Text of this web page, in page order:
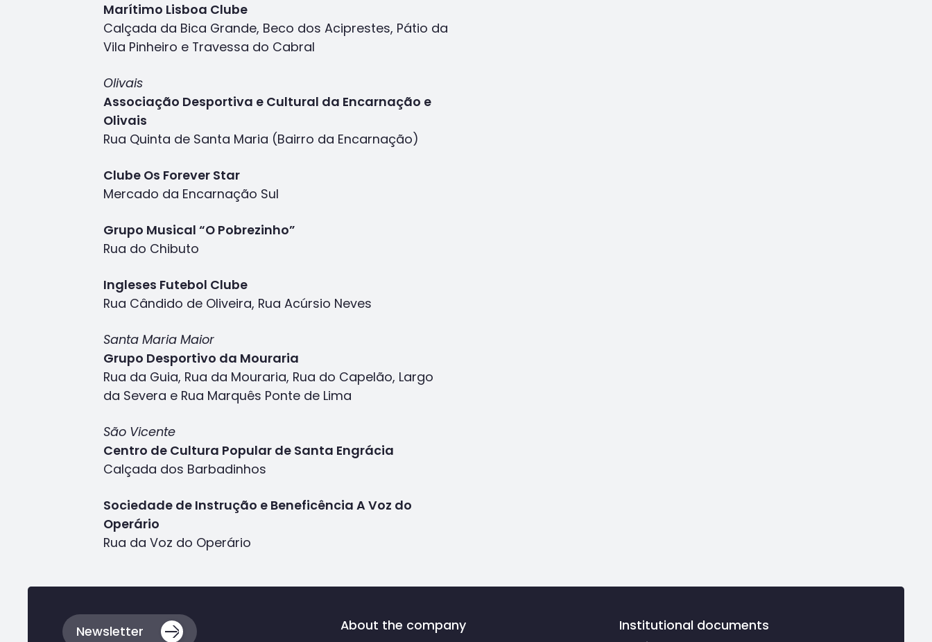
Marítimo Lisboa Clube
Calçada da Bica Grande, Beco dos Aciprestes, Pátio da
Vila Pinheiro e Travessa do Cabral
Olivais
Associação Desportiva e Cultural da Encarnação e
Olivais
Rua Quinta de Santa Maria (Bairro da Encarnação)
Clube Os Forever Star
Mercado da Encarnação Sul
Grupo Musical “O Pobrezinho”
Rua do Chibuto
Ingleses Futebol Clube
Rua Cândido de Oliveira, Rua Acúrsio Neves
Santa Maria Maior
Grupo Desportivo da Mouraria
Rua da Guia, Rua da Mouraria, Rua do Capelão, Largo
da Severa e Rua Marquês Ponte de Lima
São Vicente
Centro de Cultura Popular de Santa Engrácia
Calçada dos Barbadinhos
Sociedade de Instrução e Beneficência A Voz do
Operário
Rua da Voz do Operário
Voltar
Newsletter
About the company
Institutional documents